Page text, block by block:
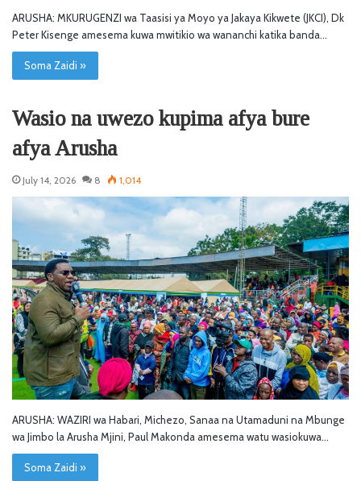
ARUSHA: MKURUGENZI wa Taasisi ya Moyo ya Jakaya Kikwete (JKCI), Dk
Peter Kisenge amesema kuwa mwitikio wa wananchi katika banda…
Soma Zaidi »
Wasio na uwezo kupima afya bure
afya Arusha
July 14, 2026 8 1,014
ARUSHA: WAZIRI wa Habari, Michezo, Sanaa na Utamaduni na Mbunge
wa Jimbo la Arusha Mjini, Paul Makonda amesema watu wasiokuwa…
Soma Zaidi »